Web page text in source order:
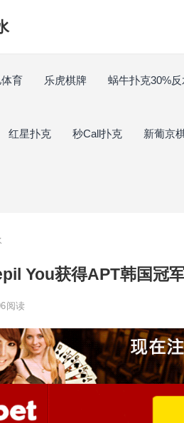
育 乐虎棋牌 蜗牛扑克30%反
红星扑克 秒Call扑克 新葡京
You获得APT韩国冠
阅读